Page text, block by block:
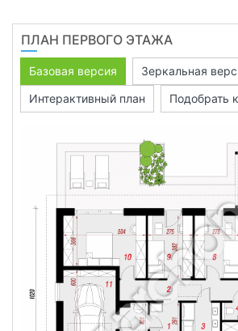
ПЛАН ПЕРВОГО ЭТАЖА
Базовая версия
Зеркальная
Интерактивный план
Подобрать